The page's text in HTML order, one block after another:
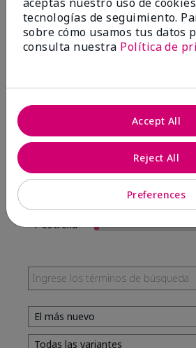
Escribir Una
3 estrellas
1 estrella
tecnologías de seguimiento.
sobre cómo usamos tus datos
consulta nuestra Política de
Preferences
Reject All
Accept All